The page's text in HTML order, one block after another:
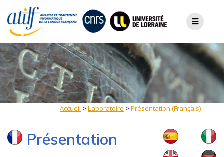
content
Accueil >Laboratoire >Présentation (Français)
Présentation